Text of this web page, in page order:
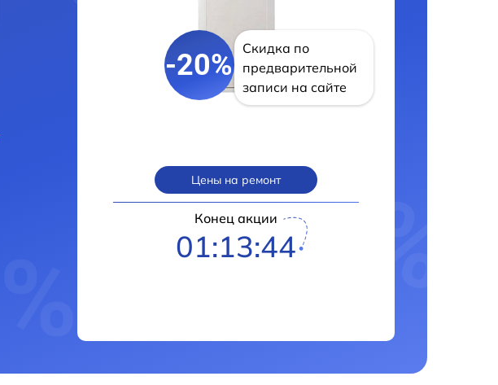
-20%
Скидка по
предварительной
записи на сайте
Цены на ремонт
Конец акции
01:13:41